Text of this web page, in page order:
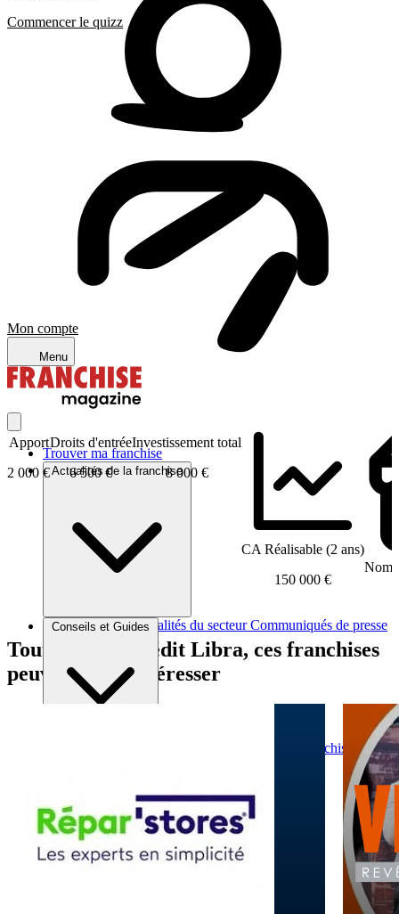
Mon compte
Menu
Trouver ma franchise
Actualités de la franchise
Brèves et actus Actualités du secteur Communiqués de presse
Conseils et Guides
Devenir franchiseur
Commencer le quizz
Apport
2 000 €
Droits d'entrée
6 500 €
Investissement total
8 000 €
CA Réalisable (2 ans)
150 000 €
Tout comme Crédit Libra, ces franchises
peuvent vous intéresser